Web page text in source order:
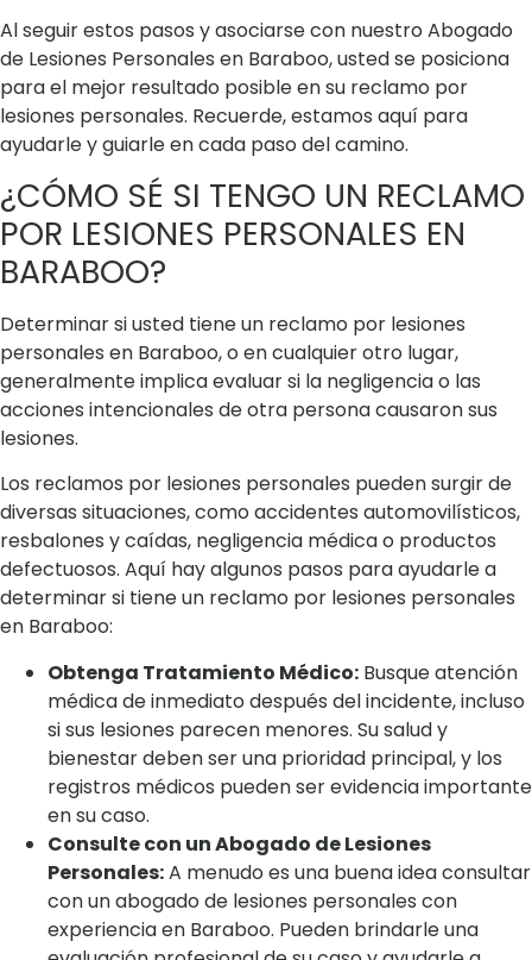
Al seguir estos pasos y asociarse con nuestro Abogado
de Lesiones Personales en Baraboo, usted se posiciona
para el mejor resultado posible en su reclamo por
lesiones personales. Recuerde, estamos aquí para
ayudarle y guiarle en cada paso del camino.
¿CÓMO SÉ SI TENGO UN RECLAMO
POR LESIONES PERSONALES EN
BARABOO?
Determinar si usted tiene un reclamo por lesiones
personales en Baraboo, o en cualquier otro lugar,
generalmente implica evaluar si la negligencia o las
acciones intencionales de otra persona causaron sus
lesiones.
Los reclamos por lesiones personales pueden surgir de
diversas situaciones, como accidentes automovilísticos,
resbalones y caídas, negligencia médica o productos
defectuosos. Aquí hay algunos pasos para ayudarle a
determinar si tiene un reclamo por lesiones personales
en Baraboo:
Obtenga Tratamiento Médico: Busque atención
médica de inmediato después del incidente, incluso
si sus lesiones parecen menores. Su salud y
bienestar deben ser una prioridad principal, y los
registros médicos pueden ser evidencia importante
en su caso.
Consulte con un Abogado de Lesiones
Personales:A menudo es una buena idea consultar
con un abogado de lesiones personales con
experiencia en Baraboo. Pueden brindarle una